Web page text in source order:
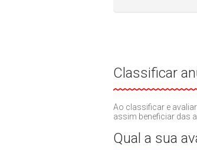
Classificar
Ao classificar e
assim beneficiar das
Qual a sua